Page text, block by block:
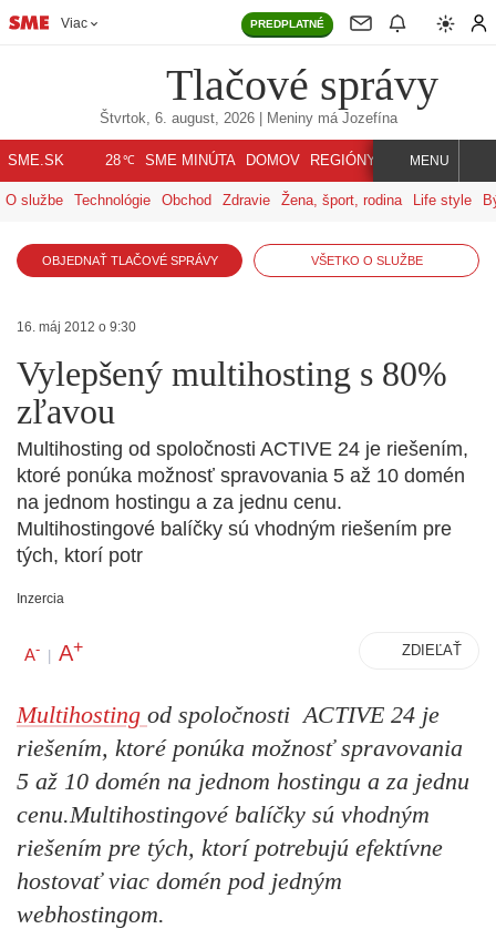
Viac PREDPLATNÉ
Tlačové správy
Štvrtok, 6. august, 2026| Meniny má Jozefína
SME.SK 28℃ SME MINÚTA DOMOV REGIÓNY INDEX SVET
MENU
O službe Technológie Obchod Zdravie Žena, šport, rodina Life style
OBJEDNAŤ TLAČOVÉ SPRÁVY VŠETKO O SLUŽBE
16. máj 2012 o 9:30
Vylepšený multihosting s 80%
zľavou
Multihosting od spoločnosti ACTIVE 24 je riešením,
ktoré ponúka možnosť spravovania 5 až 10 domén
na jednom hostingu a za jednu cenu.
Multihostingové balíčky sú vhodným riešením pre
tých, ktorí potr
Inzercia
A- | A+ ZDIEĽAŤ
Multihosting od spoločnosti ACTIVE 24 je
riešením, ktoré ponúka možnosťspravovania
5 až 10 domén na jednom hostingu a za jednu
cenu.Multihostingové balíčky sú vhodným
riešením pre tých, ktorí potrebujú efektívne
hostovať viac domén pod jedným
webhostingom.